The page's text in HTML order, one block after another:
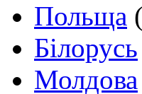
Польща
Білорусь
Молдова